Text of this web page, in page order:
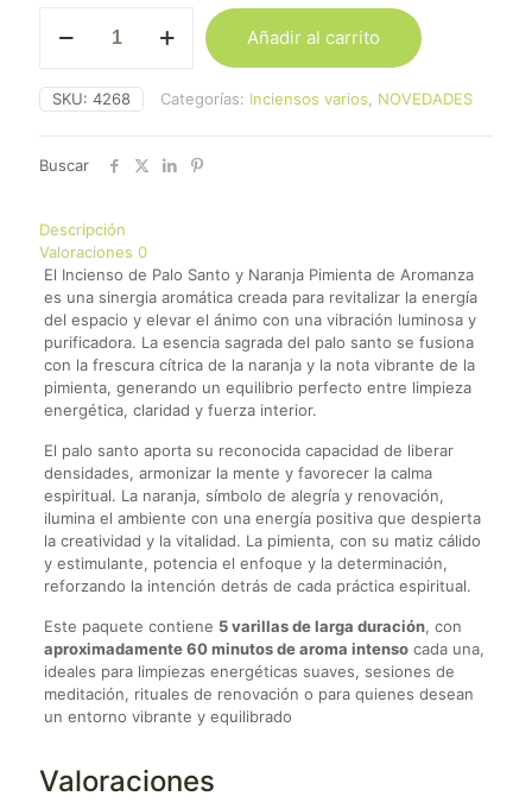
Aromanza
Santo
"Naranja
Añadir al carrito
SKU: 4268 Categorías: Inciensos varios, NOVEDADES
Buscar
Descripción
Valoraciones 0
El Incienso de Palo Santo y Naranja Pimienta de Aromanza
es una sinergia aromática creada para revitalizar la energía
del espacio y elevar el ánimo con una vibración luminosa y
purificadora. La esencia sagrada del palo santo se fusiona
con la frescura cítrica de la naranja y la nota vibrante de la
pimienta, generando un equilibrio perfecto entre limpieza
energética, claridad y fuerza interior.
El palo santo aporta su reconocida capacidad de liberar
densidades, armonizar la mente y favorecer la calma
espiritual. La naranja, símbolo de alegría y renovación,
ilumina el ambiente con una energía positiva que despierta
la creatividad y la vitalidad. La pimienta, con su matiz cálido
y estimulante, potencia el enfoque y la determinación,
reforzando la intención detrás de cada práctica espiritual.
Este paquete contiene 5 varillas de larga duración, con
aproximadamente 60 minutos de aroma intensocada una,
ideales para limpiezas energéticas suaves, sesiones de
meditación, rituales de renovación o para quienes desean
un entorno vibrante y equilibrado
Valoraciones